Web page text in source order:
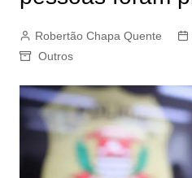
Robertão Chapa Quente
Outros